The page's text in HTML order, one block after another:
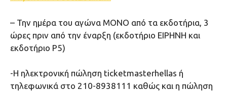
– Την ημέρα του αγώνα ΜΟΝΟ από τα εκδοτήρια, 3
ώρες πριν από την έναρξη (εκδοτήριο ΕΙΡΗΝΗ και
εκδοτήριο Ρ5)
-Η ηλεκτρονική πώληση ticketmasterhellas ή
τηλεφωνικά στο 210-8938111 καθώς και η πώληση